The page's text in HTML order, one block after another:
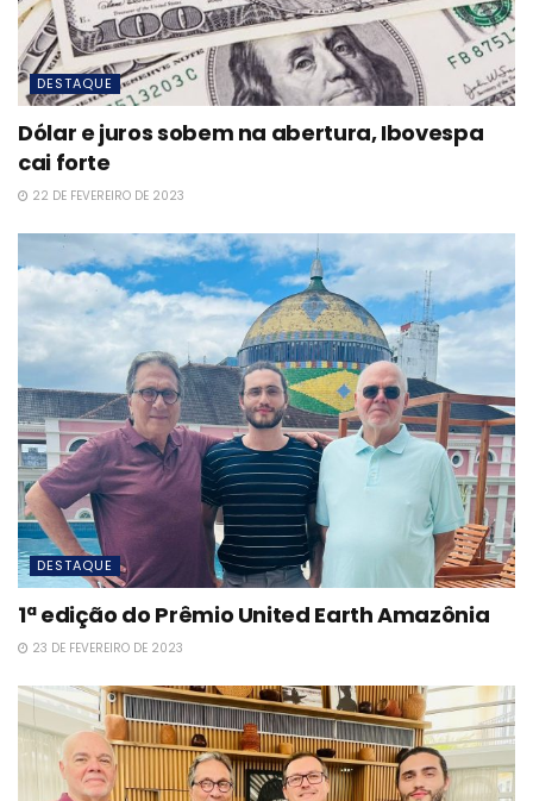
DESTAQUE
Dólar e juros sobem na abertura, Ibovespa
cai forte
22 DE FEVEREIRO DE 2023
DESTAQUE
1ª edição do Prêmio United Earth Amazônia
23 DE FEVEREIRO DE 2023